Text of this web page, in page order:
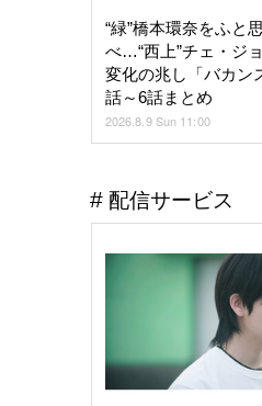
“緑”橋本環奈をふと
べ…“西上”チェ・ジ
変化の兆し「バカン
話～6話まとめ
2026.8.9 Sun 11:00
配信サービス